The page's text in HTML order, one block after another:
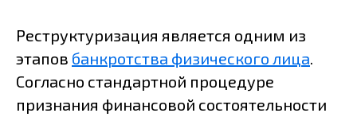
Реструктуризация является одним из
этапов банкротства физического лица.
Согласно стандартной процедуре
признания финансовой состоятельности